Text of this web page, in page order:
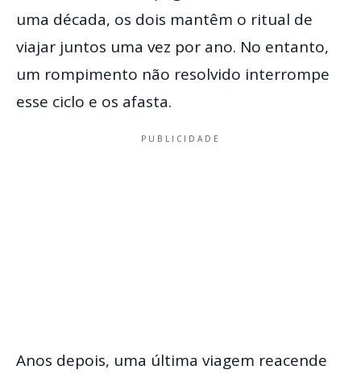
uma década, os dois mantêm o ritual de
viajar juntos uma vez por ano. No entanto,
um rompimento não resolvido interrompe
esse ciclo e os afasta.
PUBLICIDADE
Anos depois, uma última viagem reacende